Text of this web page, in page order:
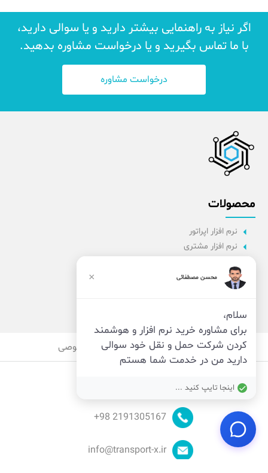
اگر نیاز به راهنمایی بیشتر دارید و یا سوالی دارید،
با ما تماس بگیرید و یا درخواست مشاوره بدهید.
درخواست مشاوره
محصولات
نرم افزار اپراتور
نرم افزار مشتری
نرم افزار راننده
پنل مدیریت
قوانین امنیت حریم خصوصی
2191305167
98+
info@transport-x.ir
محسن مصطفائی ×
سلام،
برای مشاوره خرید نرم افزار و هوشمند
کردن شرکت حمل و نقل خود سوالی
دارید من در خدمت شما هستم
اینجا تایپ کنید ...